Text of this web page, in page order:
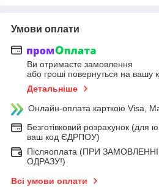
Умови оплати
Ви отримаєте замовлення
або гроші повернуться на вашу
Детальніше
Онлайн-оплата карткою Visa,
Безготівковий розрахунок (для
ваш код ЄДРПОУ)
Післяоплата (ПРИ
ОДРАЗУ!)
Всі умови оплати